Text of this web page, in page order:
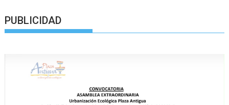
PUBLICIDAD